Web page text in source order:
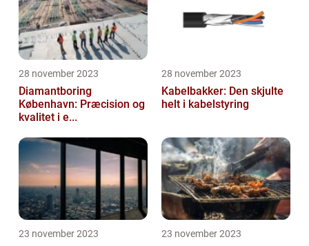
28 november 2023
Diamantboring
København: Præcision og
kvalitet i e...
28 november 2023
Kabelbakker: Den skjulte
helt i kabelstyring
23 november 2023 23 november 2023